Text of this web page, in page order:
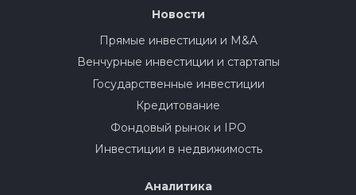
Новости
Прямые инвестиции и M&A
Венчурные инвестиции и стартапы
Государственные инвестиции
Кредитование
Фондовый рынок и IPO
Инвестиции в недвижимость
Аналитика